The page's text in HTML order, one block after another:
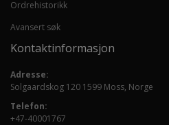
Ordrehistorikk
Avansert søk
Kontaktinformasjon
Adresse:
Solgaardskog 120 1599 Moss, Norge
Telefon:
+47-40001767